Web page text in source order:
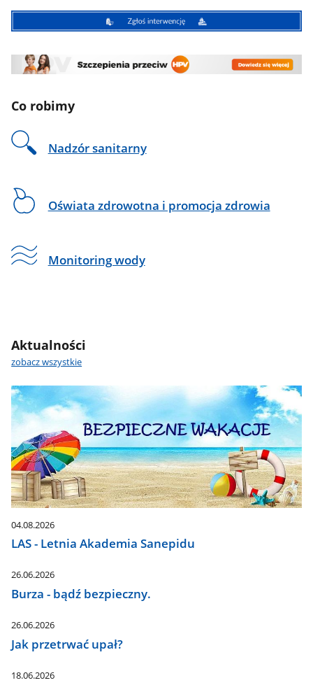
Co robimy
Nadzór sanitarny
Oświata zdrowotna i promocja zdrowia
Monitoring wody
Aktualności
zobacz wszystkie
04.08.2026
LAS - Letnia Akademia Sanepidu
26.06.2026
Burza - bądź bezpieczny.
26.06.2026
Jak przetrwać upał?
18.06.2026